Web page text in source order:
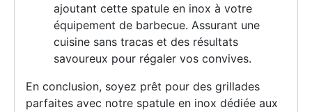
ajoutant cette spatule en inox à votre
équipement de barbecue. Assurant une
cuisine sans tracas et des résultats
savoureux pour régaler vos convives.
En conclusion, soyez prêt pour des grillades
parfaites avec notre spatule en inox dédiée aux